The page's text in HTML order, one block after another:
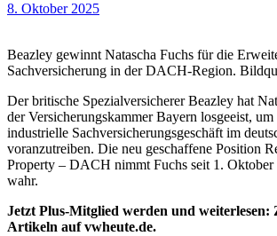
8. Oktober 2025
Beazley gewinnt Natascha Fuchs für die
Sachversicherung in der DACH-Region.
Der britische Spezialversicherer Beazley hat
der Versicherungskammer Bayern losgeeist,
industrielle Sachversicherungsgeschäft im
voranzutreiben. Die neu geschaffene Position
Property – DACH nimmt Fuchs seit 1. Oktober
wahr.
Jetzt Plus-Mitglied werden und weiterlesen:
Artikeln auf vwheute.de.